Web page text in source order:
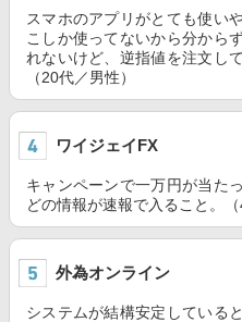
スマホのアプリがとても使い
こしか使ってないから分から
れないけど、逆指値を注文し
（20代／男性）
ワイジェイFX
キャンペーンで一万円が当た
どの情報が速報で入ること。（
外為オンライン
システムが結構安定している